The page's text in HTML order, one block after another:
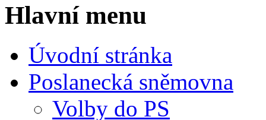
Hlavní menu
Úvodní stránka
Poslanecká sněmovna
Volby do PS